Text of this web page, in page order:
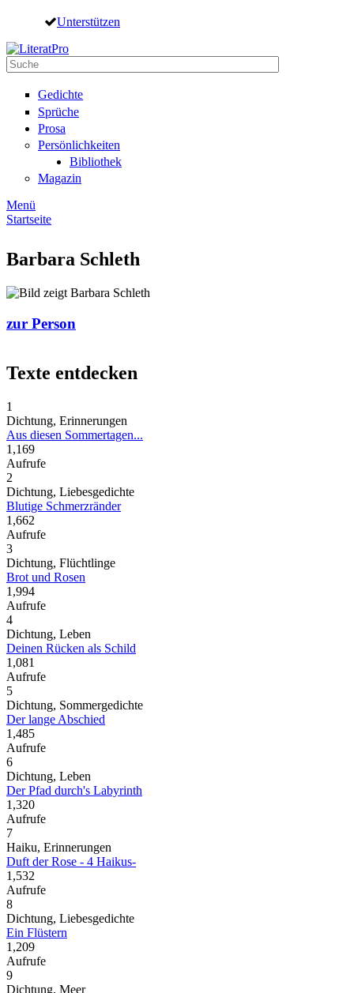
Direkt zum Inhalt
Unterstützen
Suche
Gedichte
Sprüche
Prosa
Persönlichkeiten
Bibliothek
Magazin
Menü
Startseite
Barbara Schleth
zur Person
Texte entdecken
1
Dichtung, Erinnerungen
Aus diesen Sommertagen...
1,169
Aufrufe
2
Dichtung, Liebesgedichte
Blutige Schmerzränder
1,662
Aufrufe
3
Dichtung, Flüchtlinge
Brot und Rosen
1,994
Aufrufe
4
Dichtung, Leben
Deinen Rücken als Schild
1,081
Aufrufe
5
Dichtung, Sommergedichte
Der lange Abschied
1,485
Aufrufe
6
Dichtung, Leben
Der Pfad durch's Labyrinth
1,320
Aufrufe
7
Haiku, Erinnerungen
Duft der Rose - 4 Haikus-
1,532
Aufrufe
8
Dichtung, Liebesgedichte
Ein Flüstern
1,209
Aufrufe
9
Dichtung, Meer